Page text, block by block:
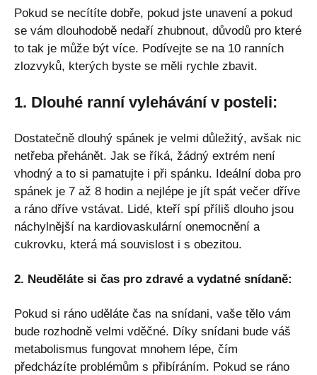
Pokud se necítíte dobře, pokud jste unavení a pokud
se vám dlouhodobě nedaří zhubnout, důvodů pro které
to tak je může být více. Podívejte se na 10 ranních
zlozvyků, kterých byste se měli rychle zbavit.
1. Dlouhé ranní vylehávání v posteli:
Dostatečně dlouhý spánek je velmi důležitý, avšak nic
netřeba přehánět. Jak se říká, žádný extrém není
vhodný a to si pamatujte i při spánku. Ideální doba pro
spánek je 7 až 8 hodin a nejlépe je jít spát večer dříve
a ráno dříve vstávat. Lidé, kteří spí příliš dlouho jsou
náchylnější na kardiovaskulární onemocnění a
cukrovku, která má souvislost i s obezitou.
2. Neuděláte si čas pro zdravé a vydatné snídaně:
Pokud si ráno uděláte čas na snídani, vaše tělo vám
bude rozhodně velmi vděčné. Díky snídani bude váš
metabolismus fungovat mnohem lépe, čím
předcházíte problémům s přibíráním. Pokud se ráno